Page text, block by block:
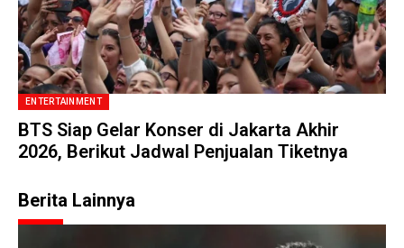
ENTERTAINMENT
BTS Siap Gelar Konser di Jakarta Akhir
2026, Berikut Jadwal Penjualan Tiketnya
Berita Lainnya